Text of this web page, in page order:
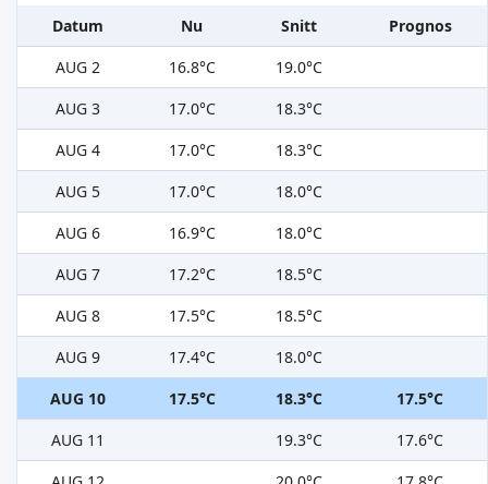
Datum Nu Snitt
Prognos
AUG 2
16.8°C
19.0°C
AUG 3
17.0°C
18.3°C
AUG 4
17.0°C
18.3°C
AUG 5
17.0°C
18.0°C
AUG 6
16.9°C
18.0°C
AUG 7
17.2°C
18.5°C
AUG 8
17.5°C
18.5°C
AUG 9
17.4°C
18.0°C
AUG 10
17.5°C 18.3°C
17.5°C
AUG 11
19.3°C
17.6°C